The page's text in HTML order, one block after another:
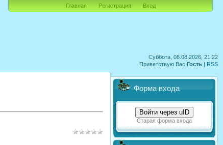
Суббота, 08.08.2026, 21:22
Приветствую Вас Гость | RSS
Главная Регистрация Вход
Форма входа
Войти через uID
Старая форма входа